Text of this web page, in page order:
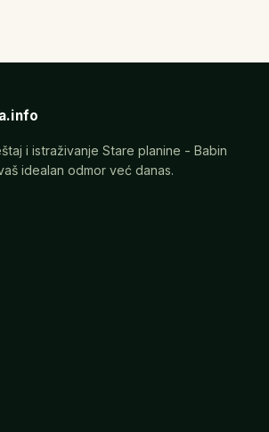
i istraživanje Stare planine - Babin
idealan odmor već danas.